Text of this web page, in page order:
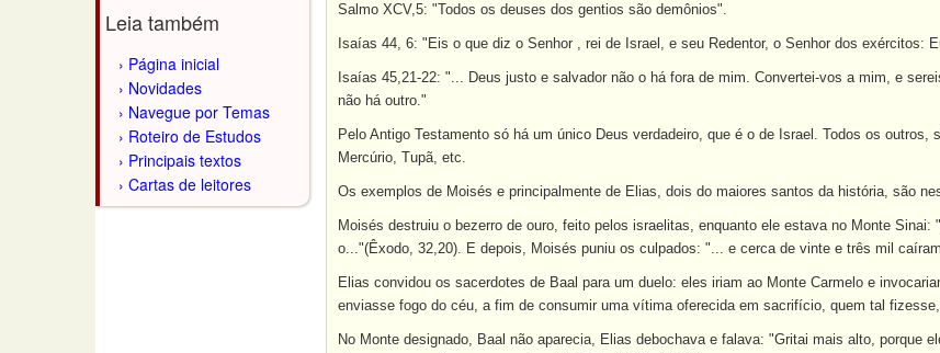
Leia também
Página inicial
Novidades
Navegue por Temas
Roteiro de Estudos
Principais textos
Cartas de leitores
Salmo XCV,5: "Todos os deuses dos gentios são demônios".
Isaías 44, 6: "Eis o que diz o Senhor , rei de Israel, e seu Redentor, o Senhor dos exércitos:
Isaías 45,21-22: "... Deus justo e salvador não o há fora de mim. Convertei-vos a mim, e
não há outro."
Pelo Antigo Testamento só há um único Deus verdadeiro, que é o de Israel. Todos os
Mercúrio, Tupã, etc.
Os exemplos de Moisés e principalmente de Elias, dois do maiores santos da história, são
Moisés destruiu o bezerro de ouro, feito pelos israelitas, enquanto ele estava no Monte
o..."(Êxodo, 32,20). E depois, Moisés puniu os culpados: "... e cerca de vinte e três mil
Elias convidou os sacerdotes de Baal para um duelo: eles iriam ao Monte Carmelo e
enviasse fogo do céu, a fim de consumir uma vítima oferecida em sacrifício, quem tal
No Monte designado, Baal não aparecia, Elias debochava e falava: "Gritai mais alto, porque